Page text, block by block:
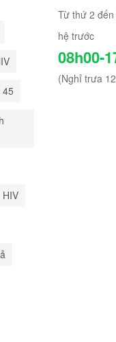
Từ thứ 2
hệ trước
08h00-
(Nghỉ trưa